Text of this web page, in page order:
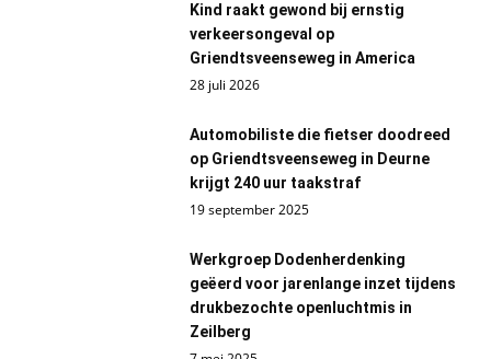
Kind raakt gewond bij ernstig
verkeersongeval op
Griendtsveenseweg in America
28 juli 2026
Automobiliste die fietser doodreed
op Griendtsveenseweg in Deurne
krijgt 240 uur taakstraf
19 september 2025
Werkgroep Dodenherdenking
geëerd voor jarenlange inzet tijdens
drukbezochte openluchtmis in
Zeilberg